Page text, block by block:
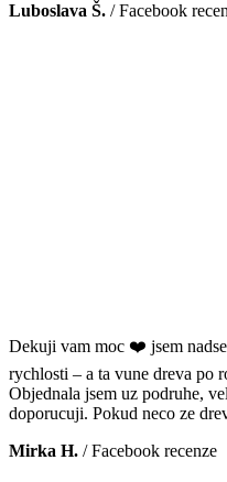
Luboslava Š. /Facebook
Dekuji vam moc ❤️ jsem
rychlosti – a ta vune dreva po
Objednala jsem uz podruhe,
doporucuji. Pokud neco ze
Mirka H. /Facebook recenze